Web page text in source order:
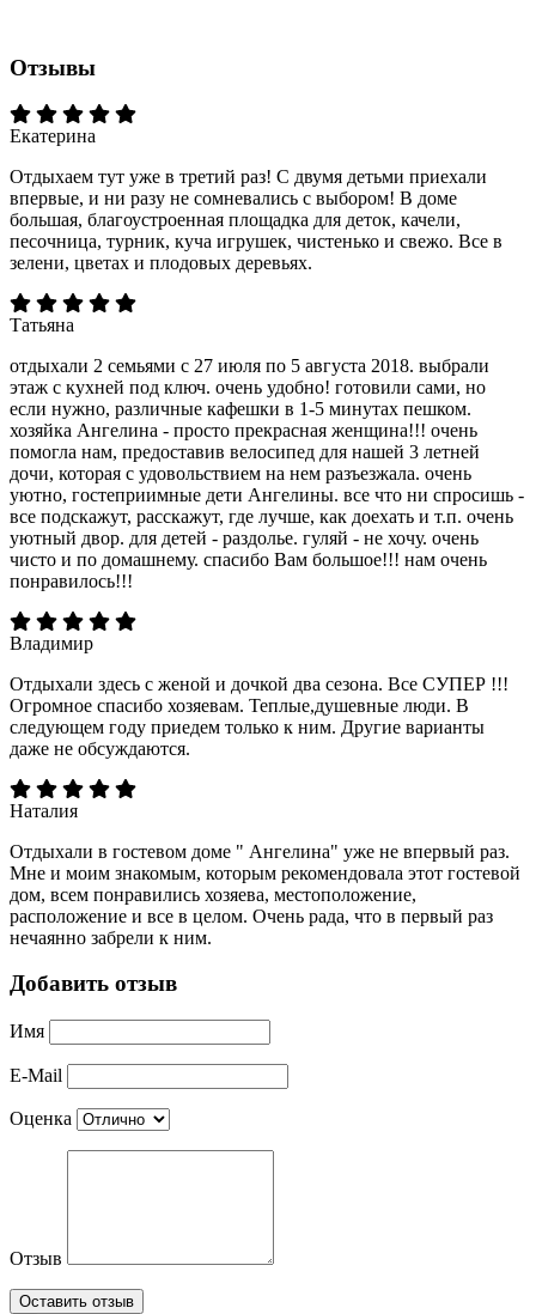
Отзывы
Екатерина
Отдыхаем тут уже в третий раз! С двумя детьми приехали
впервые, и ни разу не сомневались с выбором! В доме
большая, благоустроенная площадка для деток, качели,
песочница, турник, куча игрушек, чистенько и свежо. Все в
зелени, цветах и плодовых деревьях.
Татьяна
отдыхали 2 семьями с 27 июля по 5 августа 2018. выбрали
этаж с кухней под ключ. очень удобно! готовили сами, но
если нужно, различные кафешки в 1-5 минутах пешком.
хозяйка Ангелина - просто прекрасная женщина!!! очень
помогла нам, предоставив велосипед для нашей 3 летней
дочи, которая с удовольствием на нем разъезжала. очень
уютно, гостеприимные дети Ангелины. все что ни спросишь -
все подскажут, расскажут, где лучше, как доехать и т.п. очень
уютный двор. для детей - раздолье. гуляй - не хочу. очень
чисто и по домашнему. спасибо Вам большое!!! нам очень
понравилось!!!
Владимир
Отдыхали здесь с женой и дочкой два сезона. Все СУПЕР !!!
Огромное спасибо хозяевам. Теплые,душевные люди. В
следующем году приедем только к ним. Другие варианты
даже не обсуждаются.
Наталия
Отдыхали в гостевом доме " Ангелина" уже не впервый раз.
Мне и моим знакомым, которым рекомендовала этот гостевой
дом, всем понравились хозяева, местоположение,
расположение и все в целом. Очень рада, что в первый раз
нечаянно забрели к ним.
Добавить отзыв
Имя
E-Mail
Оценка
Отзыв
Оставить отзыв